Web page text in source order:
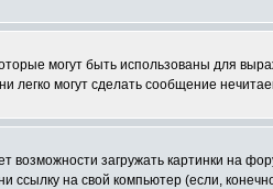
могут быть использованы для
легко могут сделать сообщение
возможности загружать картинки на
ссылку на свой компьютер (если,